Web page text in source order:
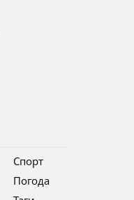
Спорт
Погода